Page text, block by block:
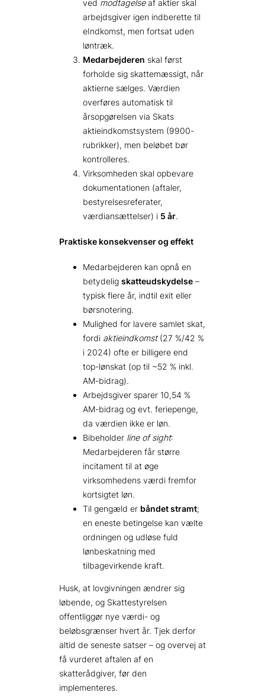
ved modtagelseaf aktier skal
arbejdsgiver igen indberette til
eIndkomst, men fortsat uden
løntræk.
Medarbejderen skal først
forholde sig skattemæssigt, når
aktierne sælges. Værdien
overføres automatisk til
årsopgørelsen via Skats
aktieindkomstsystem (9900-
rubrikker), men beløbet bør
kontrolleres.
Virksomheden skal opbevare
dokumentationen (aftaler,
bestyrelsesreferater,
værdiansættelser) i 5 år.
Praktiske konsekvenser og effekt
Medarbejderen kan opnå en
betydelig skatteudskydelse –
typisk flere år, indtil exit eller
børsnotering.
Mulighed for lavere samlet skat,
fordi aktieindkomst(27 %/42 %
i 2024) ofte er billigere end
top-lønskat (op til ~52 % inkl.
AM-bidrag).
Arbejdsgiver sparer 10,54 %
AM-bidrag og evt. feriepenge,
da værdien ikke er løn.
Bibeholder line of sight:
Medarbejderen får større
incitament til at øge
virksomhedens værdi fremfor
kortsigtet løn.
Til gengæld er båndet stramt;
en eneste betingelse kan vælte
ordningen og udløse fuld
lønbeskatning med
tilbagevirkende kraft.
Husk, at lovgivningen ændrer sig
løbende, og Skattestyrelsen
offentliggør nye værdi- og
beløbsgrænser hvert år. Tjek derfor
altid de seneste satser – og overvej at
få vurderet aftalen af en
skatterådgiver, før den
implementeres.